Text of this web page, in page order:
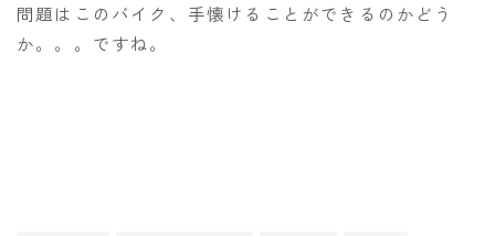
問題はこのバイク、手懐けることができるのかどう
か。。。ですね。